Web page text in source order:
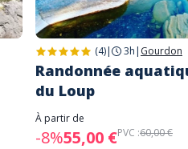
(4)| 3h | Gourdon
Randonnée
du Loup
À partir de
-8%55,00 €PVC :60,00 €